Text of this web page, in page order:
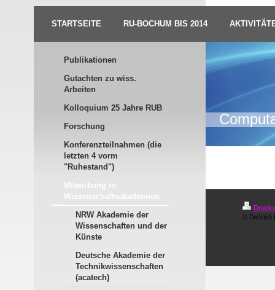
STARTSEITE RU-BOCHUM BIS 2014
Publikationen
Gutachten zu wiss.
Arbeiten
Kolloquium 25 Jahre RUB
Forschung
Konferenzteilnahmen (die
letzten 4 vorm
"Ruhestand")
Mitwirkung in
Wissenschaftsakademien
NRW Akademie der
Wissenschaften und der
Künste
Deutsche Akademie der
Technikwissenschaften
(acatech)
© Dietrich